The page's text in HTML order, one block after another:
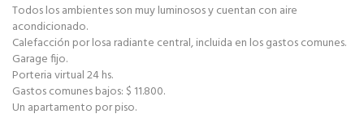
Todos los ambientes son muy luminosos y cuentan con aire
acondicionado.
Calefacción por losa radiante central, incluida en los gastos comunes.
Garage fijo.
Porteria virtual 24 hs.
Gastos comunes bajos: $ 11.800.
Un apartamento por piso.